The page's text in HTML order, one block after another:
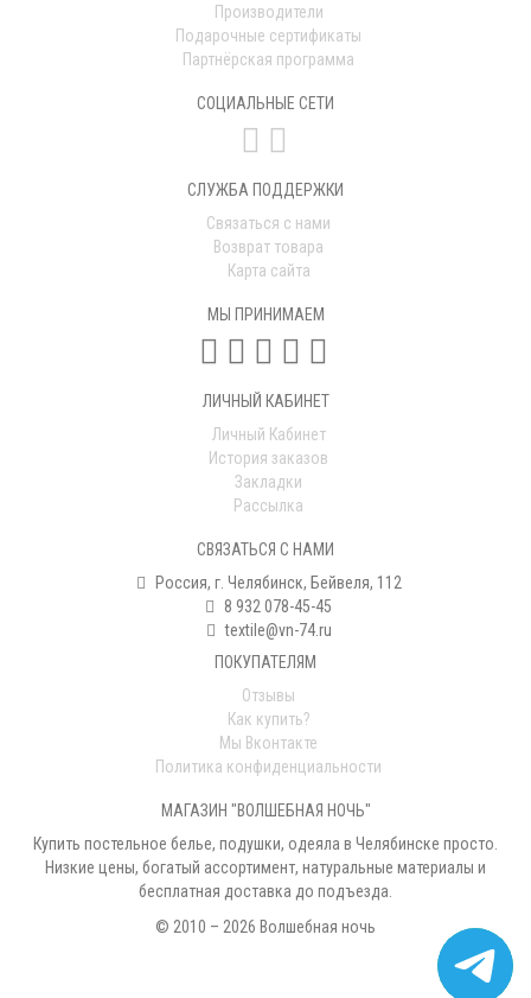
Производители
Подарочные сертификаты
Партнёрская программа
СОЦИАЛЬНЫЕ СЕТИ
СЛУЖБА ПОДДЕРЖКИ
Связаться с нами
Возврат товара
Карта сайта
МЫ ПРИНИМАЕМ
ЛИЧНЫЙ КАБИНЕТ
Личный Кабинет
История заказов
Закладки
Рассылка
СВЯЗАТЬСЯ С НАМИ
Россия, г. Челябинск, Бейвеля, 112
8 932 078-45-45
textile@vn-74.ru
ПОКУПАТЕЛЯМ
Отзывы
Как купить?
Мы Вконтакте
Политика конфиденциальности
МАГАЗИН "ВОЛШЕБНАЯ НОЧЬ"
Купить постельное белье, подушки, одеяла в Челябинске просто.
Низкие цены, богатый ассортимент, натуральные материалы и
бесплатная доставка до подъезда.
© 2010 – 2026 Волшебная ночь